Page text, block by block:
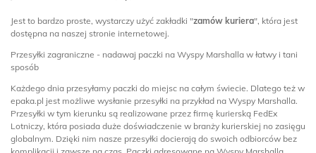
Jest to bardzo proste, wystarczy użyć zakładki "zamów kuriera", która jest
dostępna na naszej stronie internetowej.
Przesyłki zagraniczne - nadawaj paczki na Wyspy Marshalla w łatwy i tani
sposób
Każdego dnia przesyłamy paczki do miejsc na całym świecie. Dlatego też w
epaka.pl jest możliwe wysłanie przesyłki na przykład na Wyspy Marshalla.
Przesyłki w tym kierunku są realizowane przez firmę kurierską FedEx
Lotniczy, która posiada duże doświadczenie w branży kurierskiej no zasięgu
globalnym. Dzięki nim nasze przesyłki docierają do swoich odbiorców bez